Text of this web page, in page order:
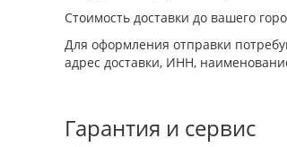
Стоимость доставки до вашего
Для оформления отправки
адрес доставки, ИНН,
Гарантия и сервис